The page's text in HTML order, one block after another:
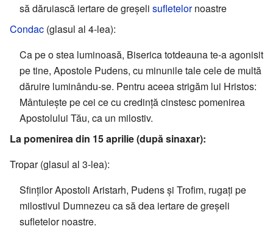
să dăruiască iertare de greșeli sufletelornoastre
Condac (glasul al 4-lea):
Ca pe o stea luminoasă, Biserica totdeauna te-a agonisit
pe tine, Apostole Pudens, cu minunile tale cele de multă
dăruire luminându-se. Pentru aceea strigăm lui Hristos:
Mântuiește pe cei ce cu credință cinstesc pomenirea
Apostolului Tău, ca un milostiv.
La pomenirea din 15 aprilie (după sinaxar):
Tropar (glasul al 3-lea):
Sfinților Apostoli Aristarh, Pudens și Trofim, rugați pe
milostivul Dumnezeu ca să dea iertare de greșeli
sufletelor noastre.